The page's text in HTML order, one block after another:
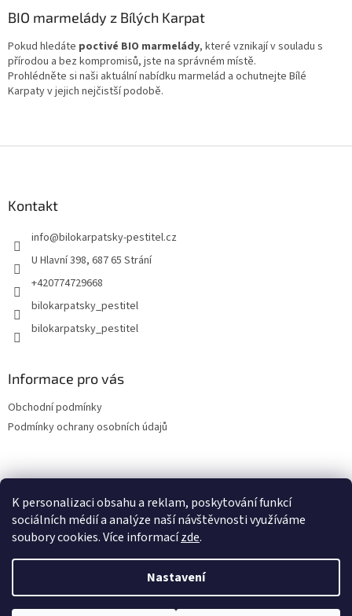
K personalizaci obsahu a reklam, poskytování funkcí
sociálních médií a analýze naší návštěvnosti využíváme
soubory cookies. Více informacízde.
Nastavení
BIO marmelády z Bílých Karpat
Pokud hledáte poctivé BIO marmelády, které vznikají v souladu s
přírodou a bez kompromisů, jste na správném místě.
Prohlédněte si naši aktuální nabídku marmelád a ochutnejte Bílé
Karpaty v jejich nejčistší podobě.
Kontakt
info@bilokarpatsky-pestitel.cz
U Hlavní 398, 687 65 Strání
+420774729668
bilokarpatsky_pestitel
Informace pro vás
Obchodní podmínky
Podmínky ochrany osobních údajů